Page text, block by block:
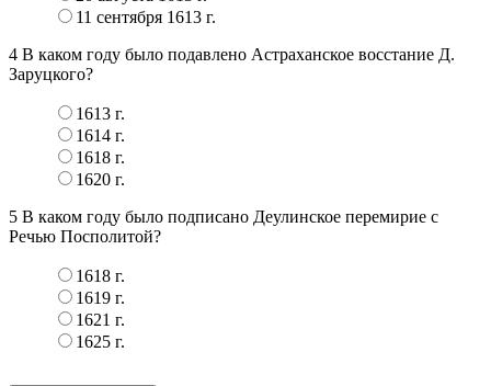
11 сентября 1613 г.
4 В каком году было подавлено Астраханское восстание Д.
Заруцкого?
1613 г.
1614 г.
1618 г.
1620 г.
5 В каком году было подписано Деулинское перемирие с
Речью Посполитой?
1618 г.
1619 г.
1621 г.
1625 г.